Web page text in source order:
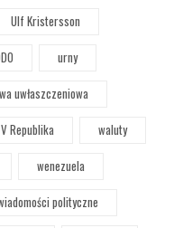
Ulf Kristersson
urny
uwłaszczeniowa
V Republika
waluty
wenezuela
polityczne